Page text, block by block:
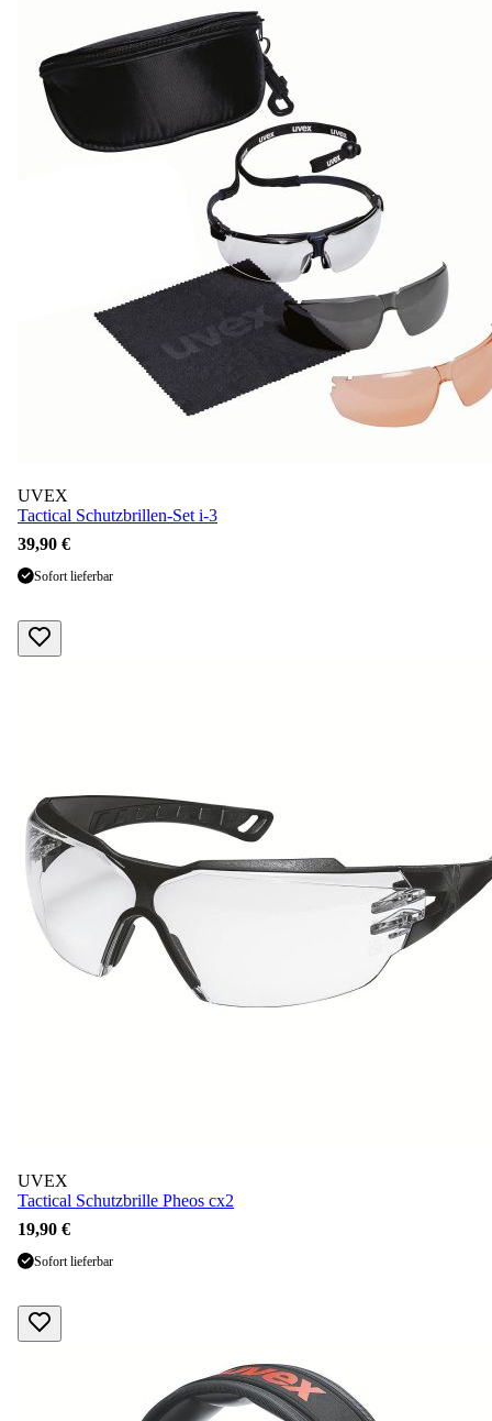
UVEX
Tactical Schutzbrillen-Set i-3
39,90 €
Sofort lieferbar
UVEX
Tactical Schutzbrille Pheos cx2
19,90 €
Sofort lieferbar